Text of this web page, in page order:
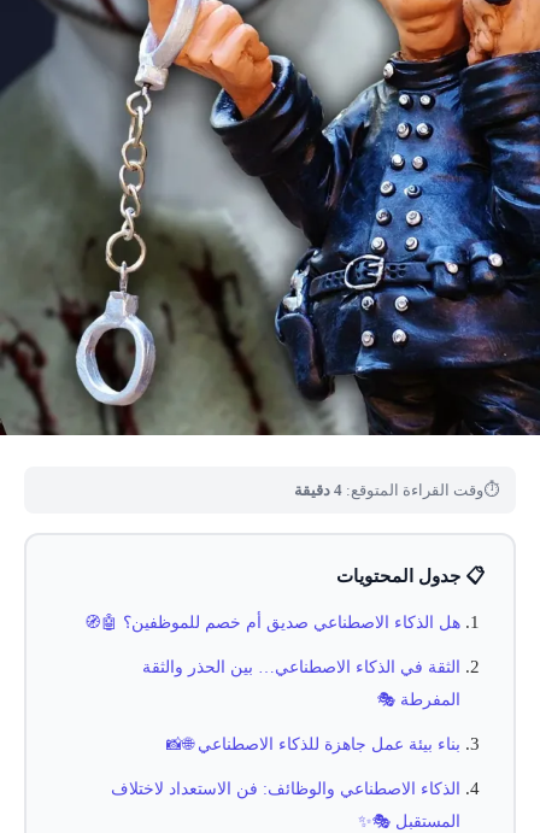
⏱وقت القراءة المتوقع: 4 دقيقة
📋 جدول المحتويات
هل الذكاء الاصطناعي صديق أم خصم للموظفين؟ 🤖🧭
الثقة في الذكاء الاصطناعي… بين الحذر والثقة
المفرطة 🎭
بناء بيئة عمل جاهزة للذكاء الاصطناعي 🌐📸
الذكاء الاصطناعي والوظائف: فن الاستعداد لاختلاف
المستقبل 🎭✨